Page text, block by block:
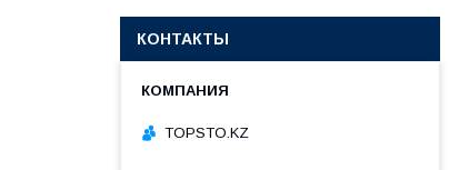
КОНТАКТЫ
TOPSTO.KZ